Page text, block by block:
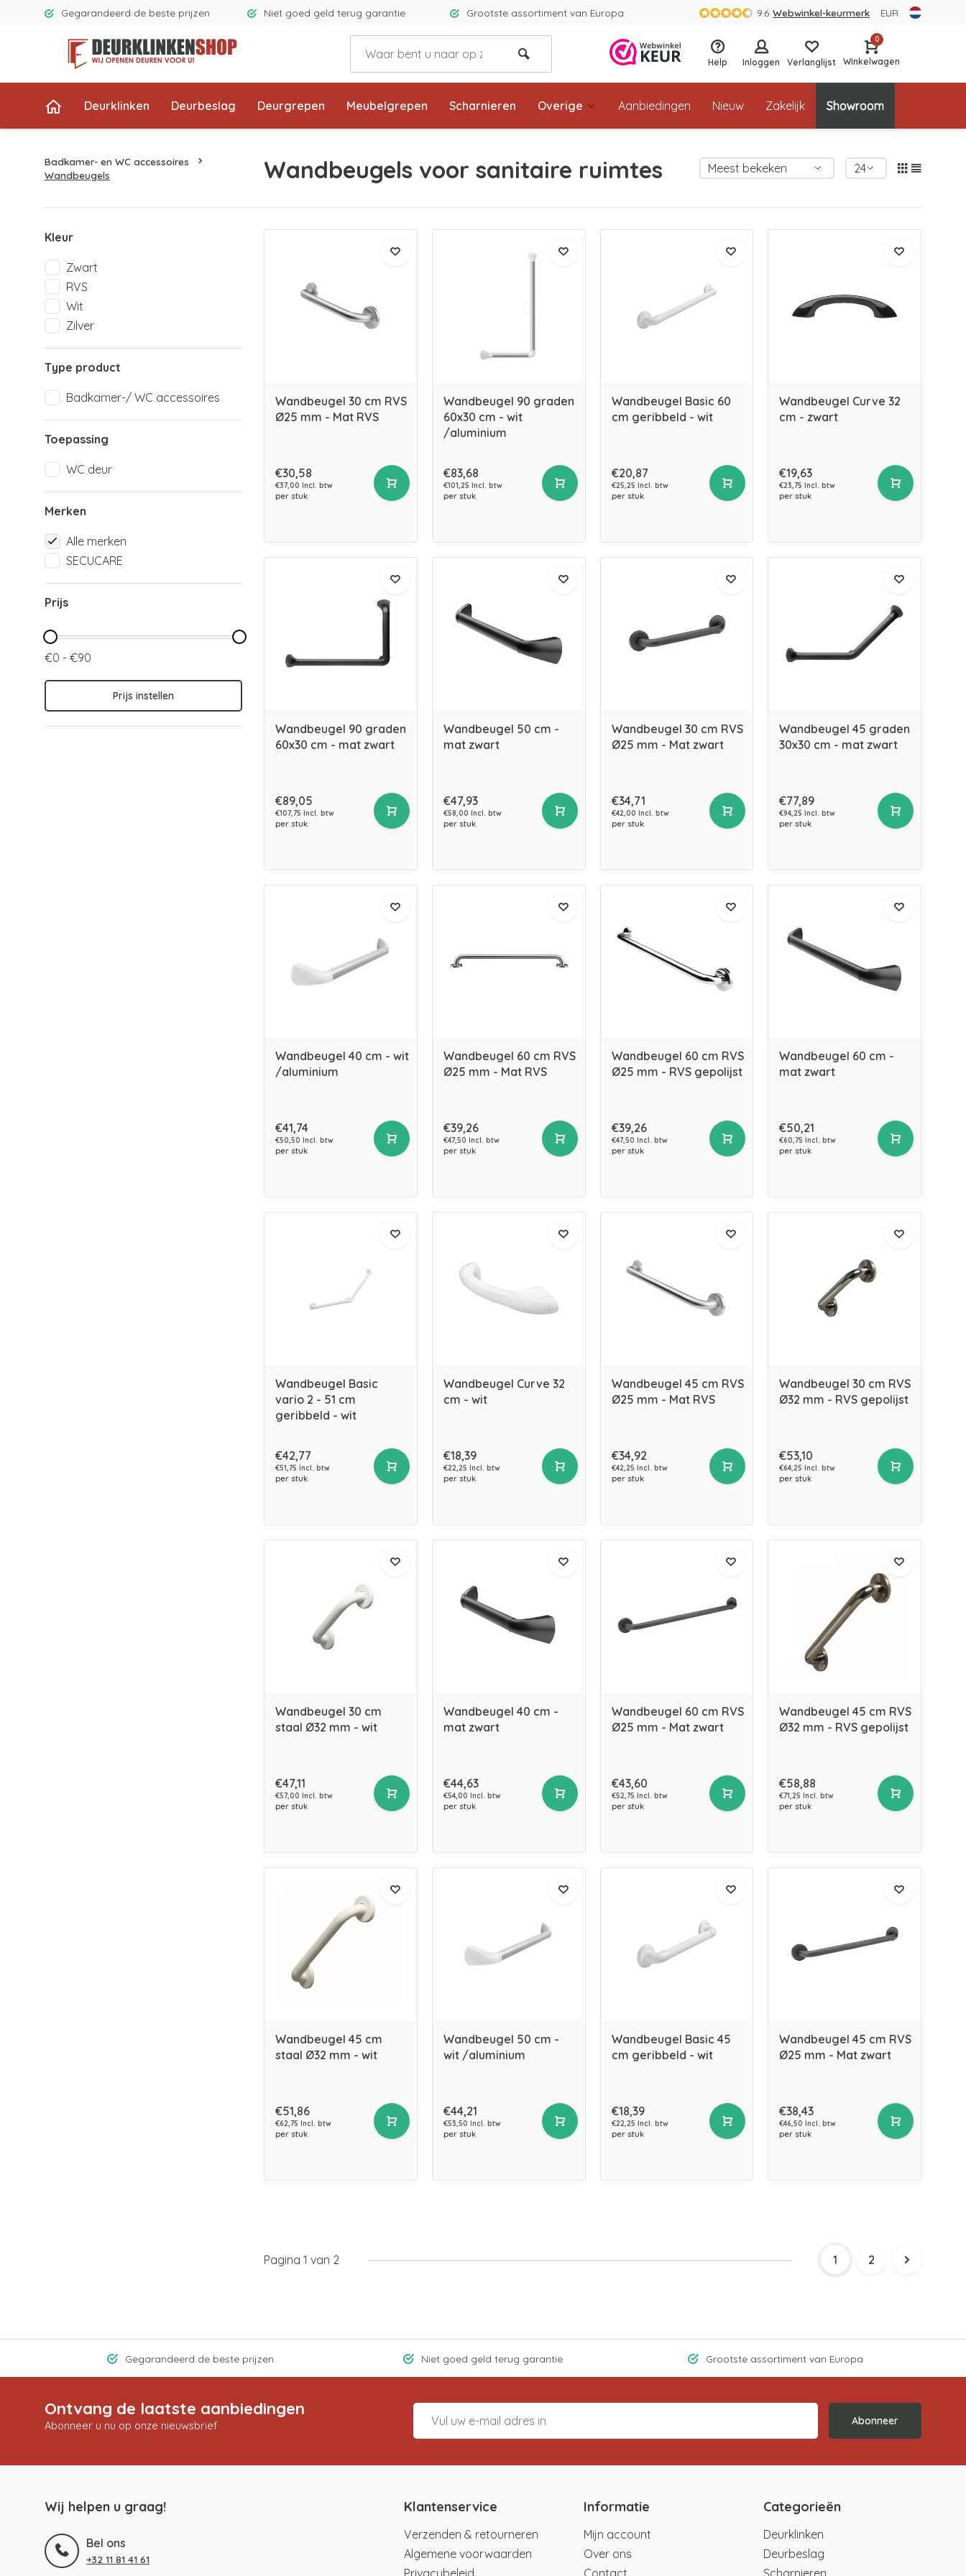
Gegarandeerd de beste prijzen Niet goed geld terug garantie Grootste assortiment van Europa 9.6 Webwinkel-keurmerk EUR
Help Inloggen Verlanglijst
0
Winkelwagen
Deurklinken Deurbeslag Deurgrepen Meubelgrepen Scharnieren Overige Aanbiedingen Nieuw Zakelijk Showroom
Badkamer- en WC accessoires
Wandbeugels
Wandbeugels voor sanitaire ruimtes
Kleur
Zwart
RVS
Wit
Zilver
Type product
Badkamer-/ WC accessoires
Toepassing
WC deur
Merken
Alle merken
SECUCARE
Prijs
€0 - €90
Prijs instellen
Wandbeugel 30 cm RVS
Ø25 mm - Mat RVS
€30,58
€37,00 Incl. btw
per stuk
Wandbeugel 90 graden
60x30 cm - wit
/aluminium
€83,68
€101,25 Incl. btw
per stuk
Wandbeugel Basic 60
cm geribbeld - wit
€20,87
€25,25 Incl. btw
per stuk
Wandbeugel Curve 32
cm - zwart
€19,63
€23,75 Incl. btw
per stuk
Wandbeugel 90 graden
60x30 cm - mat zwart
€89,05
€107,75 Incl. btw
per stuk
Wandbeugel 50 cm -
mat zwart
€47,93
€58,00 Incl. btw
per stuk
Wandbeugel 30 cm RVS
Ø25 mm - Mat zwart
€34,71
€42,00 Incl. btw
per stuk
Wandbeugel 45 graden
30x30 cm - mat zwart
€77,89
€94,25 Incl. btw
per stuk
Wandbeugel 40 cm - wit
/aluminium
€41,74
€50,50 Incl. btw
per stuk
Wandbeugel 60 cm RVS
Ø25 mm - Mat RVS
€39,26
€47,50 Incl. btw
per stuk
Wandbeugel 60 cm RVS
Ø25 mm - RVS gepolijst
€39,26
€47,50 Incl. btw
per stuk
Wandbeugel 60 cm -
mat zwart
€50,21
€60,75 Incl. btw
per stuk
Wandbeugel Basic
vario 2 - 51 cm
geribbeld - wit
€42,77
€51,75 Incl. btw
per stuk
Wandbeugel Curve 32
cm - wit
€18,39
€22,25 Incl. btw
per stuk
Wandbeugel 45 cm RVS
Ø25 mm - Mat RVS
€34,92
€42,25 Incl. btw
per stuk
Wandbeugel 30 cm RVS
Ø32 mm - RVS gepolijst
€53,10
€64,25 Incl. btw
per stuk
Wandbeugel 30 cm
staal Ø32 mm - wit
€47,11
€57,00 Incl. btw
per stuk
Wandbeugel 40 cm -
mat zwart
€44,63
€54,00 Incl. btw
per stuk
Wandbeugel 60 cm RVS
Ø25 mm - Mat zwart
€43,60
€52,75 Incl. btw
per stuk
Wandbeugel 45 cm RVS
Ø32 mm - RVS gepolijst
€58,88
€71,25 Incl. btw
per stuk
Wandbeugel 45 cm
staal Ø32 mm - wit
€51,86
€62,75 Incl. btw
per stuk
Wandbeugel 50 cm -
wit /aluminium
€44,21
€53,50 Incl. btw
per stuk
Wandbeugel Basic 45
cm geribbeld - wit
€18,39
€22,25 Incl. btw
per stuk
Wandbeugel 45 cm RVS
Ø25 mm - Mat zwart
€38,43
€46,50 Incl. btw
per stuk
Pagina 1 van 2 1 2
Gegarandeerd de beste prijzen Niet goed geld terug garantie Grootste assortiment van Europa
Ontvang de laatste aanbiedingen
Abonneer u nu op onze nieuwsbrief Abonneer
Wij helpen u graag!
Bel ons
+32 11 81 41 61
Klantenservice
Verzenden & retourneren
Algemene voorwaarden
Privacybeleid
Informatie
Mijn account
Over ons
Contact
Categorieën
Deurklinken
Deurbeslag
Scharnieren